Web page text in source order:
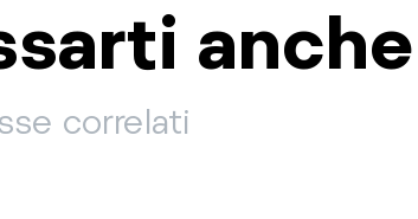
anche
correlati